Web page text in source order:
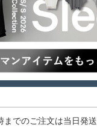
までのご注文は当日発送